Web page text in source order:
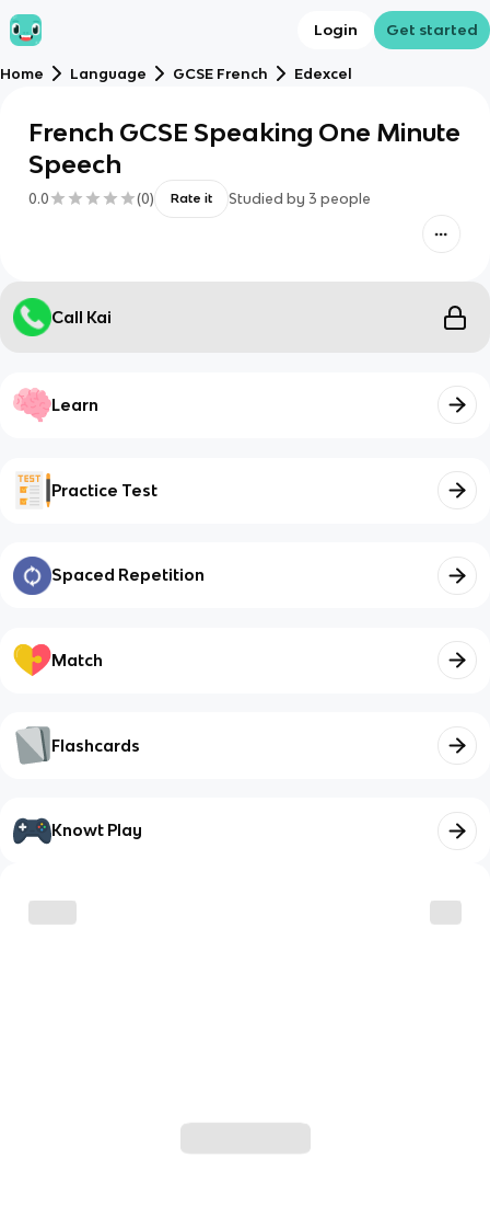
Login Get started
Home Language GCSE French Edexcel
French GCSE Speaking One Minute
Speech
0.0 (0) Rate it Studied by 3 people
Call Kai
Learn
Practice Test
Spaced Repetition
Match
Flashcards
Knowt Play